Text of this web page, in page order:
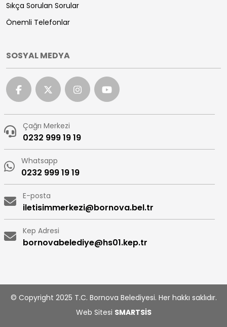
Sıkça Sorulan Sorular
Önemli Telefonlar
SOSYAL MEDYA
Çağrı Merkezi
0232 999 19 19
Whatsapp
0232 999 19 19
E-posta
iletisimmerkezi@bornova.bel.tr
Kep Adresi
bornovabelediye@hs01.kep.tr
© Copyright 2025 T.C. Bornova Belediyesi. Her hakkı saklıdır.
Web Sitesi SMARTSİS